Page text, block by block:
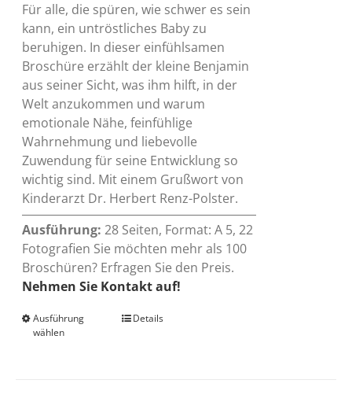
Für alle, die spüren, wie schwer es sein
kann, ein untröstliches Baby zu
beruhigen. In dieser einfühlsamen
Broschüre erzählt der kleine Benjamin
aus seiner Sicht, was ihm hilft, in der
Welt anzukommen und warum
emotionale Nähe, feinfühlige
Wahrnehmung und liebevolle
Zuwendung für seine Entwicklung so
wichtig sind. Mit einem Grußwort von
Kinderarzt Dr. Herbert Renz-Polster.
Ausführung: 28 Seiten, Format: A 5, 22
Fotografien Sie möchten mehr als 100
Broschüren? Erfragen Sie den Preis.
Nehmen Sie Kontakt auf!
Ausführung
wählen
Dieses
Details